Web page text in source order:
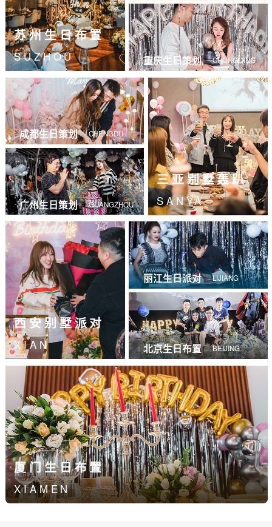
苏州生日布置
SUZHOU 重庆生日策划 CHONGQING
成都生日策划 CHENGDU
广州生日策划 GUANGZHOU
三亚别墅轰趴
SANYA
西安别墅派对
XIAN
丽江生日派对 LIJIANG
北京生日布置 BEIJING
厦门生日布置
XIAMEN